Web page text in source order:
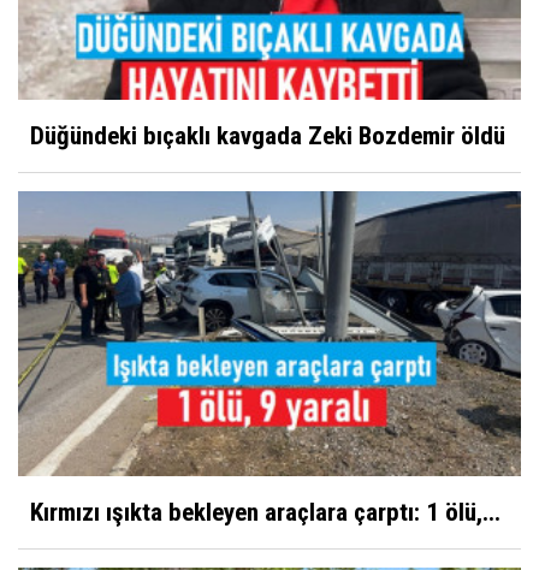
Düğündeki bıçaklı kavgada Zeki Bozdemir öldü
Kırmızı ışıkta bekleyen araçlara çarptı: 1 ölü,...